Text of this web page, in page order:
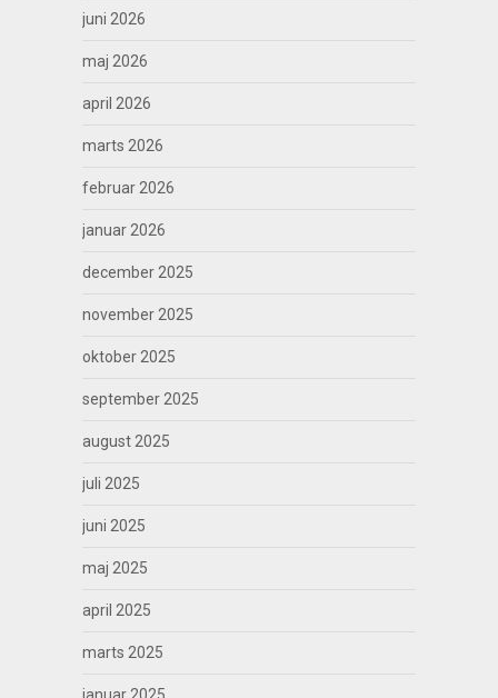
juni 2026
maj 2026
april 2026
marts 2026
februar 2026
januar 2026
december 2025
november 2025
oktober 2025
september 2025
august 2025
juli 2025
juni 2025
maj 2025
april 2025
marts 2025
januar 2025